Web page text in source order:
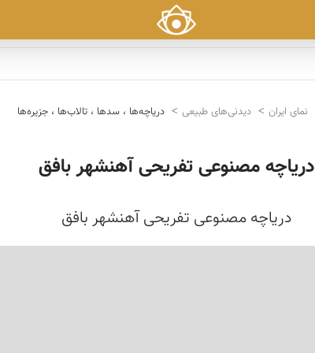
نمای ایران دیدنی‌های طبیعی دریاچه‌ها ، سدها ، تالاب‌ها ، جزیره‌ها
دریاچه مصنوعی تفریحی آهنشهر بافق
دریاچه مصنوعی تفریحی آهنشهر بافق